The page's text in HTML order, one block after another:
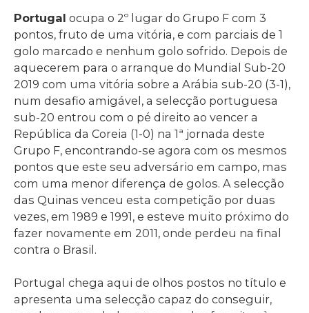
Portugal ocupa o 2º lugar do Grupo F com 3
pontos, fruto de uma vitória, e com parciais de 1
golo marcado e nenhum golo sofrido. Depois de
aquecerem para o arranque do Mundial Sub-20
2019 com uma vitória sobre a Arábia sub-20 (3-1),
num desafio amigável, a selecção portuguesa
sub-20 entrou com o pé direito ao vencer a
República da Coreia (1-0) na 1ª jornada deste
Grupo F, encontrando-se agora com os mesmos
pontos que este seu adversário em campo, mas
com uma menor diferença de golos. A selecção
das Quinas venceu esta competição por duas
vezes, em 1989 e 1991, e esteve muito próximo do
fazer novamente em 2011, onde perdeu na final
contra o Brasil.
Portugal chega aqui de olhos postos no título e
apresenta uma selecção capaz do conseguir,